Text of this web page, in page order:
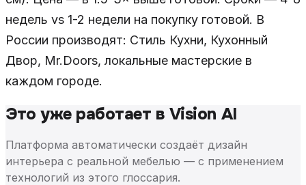
недель vs 1-2 недели на покупку готовой. В
России производят: Стиль Кухни, Кухонный
Двор, Mr.Doors, локальные мастерские в
каждом городе.
Это уже работает в Vision AI
Платформа автоматически создаёт дизайн
интерьера с реальной мебелью — с применением
технологий из этого глоссария.